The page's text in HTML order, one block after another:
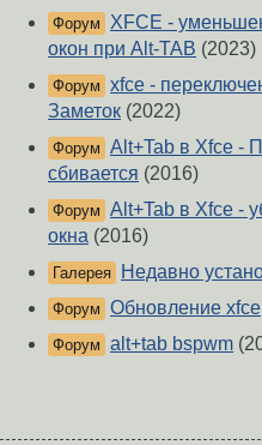
Форум
XFCE -
окон при Alt-TAB (2023)
Форум xfce -
Заметок (2022)
Форум Alt+Tab в Xfce -
сбивается (2016)
Форум Alt+Tab в Xfce -
окна (2016)
Галерея Недавно
Форум Обновление xfce
Форум alt+tab bspwm